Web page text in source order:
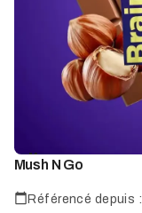
Marque
coup
cœur
Mush N Go
Référencé depuis :